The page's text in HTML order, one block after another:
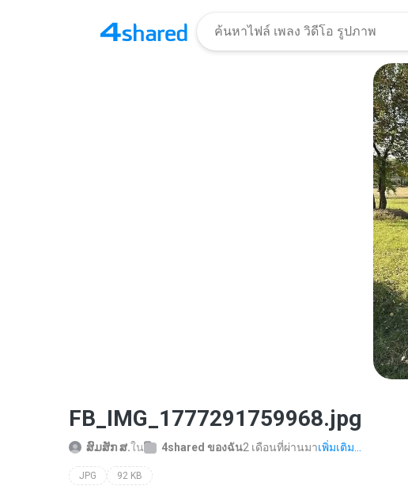
FB_IMG_1777291759968.jpg
ສົມສັກ ສ.ใน 4shared ของฉัน2 เดือนที่ผ่านมาเพิ่มเติม...
JPG 92 KB